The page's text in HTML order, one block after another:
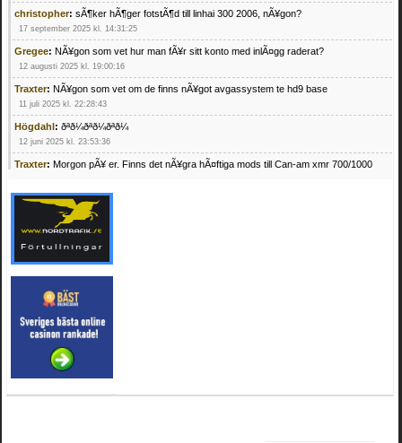
christopher: sÃ¶ker hÃ¶ger fotstÃ¶d till linhai 300 2006, nÃ¥gon?
17 september 2025 kl. 14:31:25
Gregee: NÃ¥gon som vet hur man fÃ¥r sitt konto med inlÃ¤gg raderat?
12 augusti 2025 kl. 19:00:16
Traxter: NÃ¥gon som vet om de finns nÃ¥got avgassystem te hd9 base
11 juli 2025 kl. 22:28:43
Högdahl: ðªð¼ðªð¼ðªð¼
12 juni 2025 kl. 23:53:36
Traxter: Morgon pÃ¥ er. Finns det nÃ¥gra hÃ¤ftiga mods till Can-am xmr 700/1000
Mrhandsome:SÃ¶ker defekta/trasiga fyrhjulingar. Jag betalar bra och du kan nÃ¥ mig
pÃ¥ 0709955029 eller hv.alexandersson@gmail.com ifall du har en som du vill sÃ¤lja
mvh Hugo
21 februari 2025 kl. 09:25:52
Oscar5:NÃ¥gon som vet vad man kan begÃ¤ra fÃ¶r en Honda TRX 350 FE 2005
4 februari 2025 kl. 19:20:50
Oscar5:44
4 februari 2025 kl. 19:15:36
Greger59:NÃ¤gon som vet har en Cetek 500 EFI
15 januari 2025 kl. 23:49:44
Mrhandsome:SÃÂ¶ker defekta/trasiga fyrhjulingar. Jag betalar bra och du kan nÃÂ¥